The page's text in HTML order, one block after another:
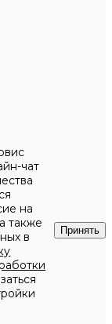
чат
на
также
в
Принять